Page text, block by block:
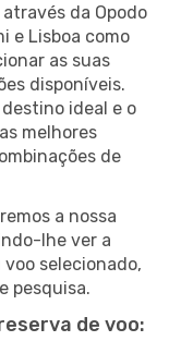
da Opodo
e Lisboa como
as suas
disponíveis.
destino ideal e o
melhores
de
a nossa
lhe ver a
selecionado,
pesquisa.
de voo: